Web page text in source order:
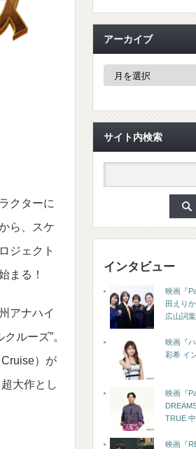
クターに
ら、スケ
ジェクト
まる！
アナハイ
ルーズ”。
）が
大作とし
ー
アーカイブ
ブ
サイト内検索
インタビュー
映画『
田えり
広山詞葉
映画『
彩希 イ
映画『
TRUE 中
映画『